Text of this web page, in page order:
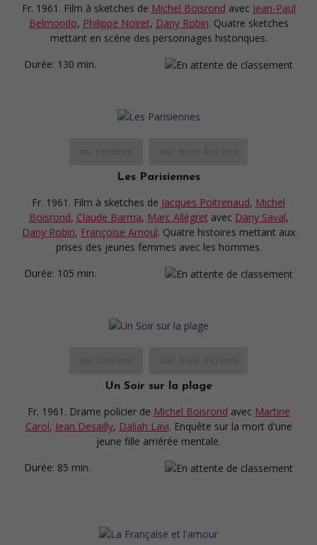
Fr. 1961. Film à sketches de Michel Boisrond avec Jean-Paul
Belmondo, Philippe Noiret, Dany Robin. Quatre sketches
mettant en scène des personnages historiques.
Durée: 130 min.
Les Parisiennes
Fr. 1961. Film à sketches de Jacques Poitrenaud, Michel
Boisrond, Claude Barma, Marc Allégret avec Dany Saval,
Dany Robin, Françoise Arnoul. Quatre histoires mettant aux
prises des jeunes femmes avec les hommes.
Durée: 105 min.
Un Soir sur la plage
Fr. 1961. Drame policier de Michel Boisrond avec Martine
Carol, Jean Desailly, Daliah Lavi. Enquête sur la mort d'une
jeune fille arriérée mentale.
Durée: 85 min.